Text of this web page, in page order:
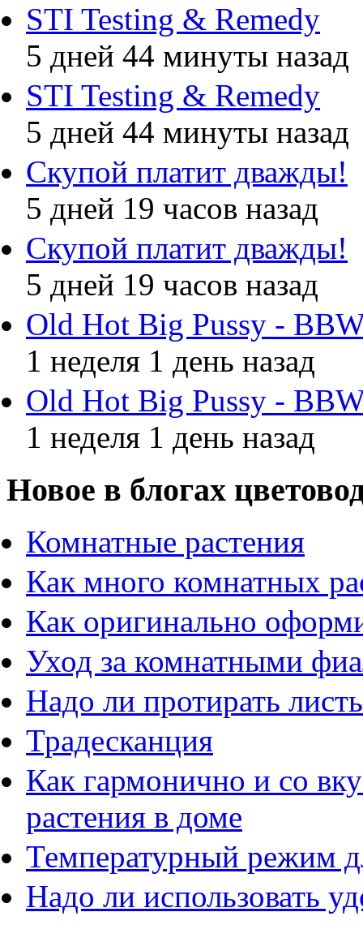
STI Testing & Remedy
5 дней 44 минуты назад
STI Testing & Remedy
5 дней 44 минуты назад
Скупой платит дважды!
5 дней 19 часов назад
Скупой платит дважды!
5 дней 19 часов назад
Old Hot Big Pussy -
1 неделя 1 день назад
Old Hot Big Pussy -
1 неделя 1 день назад
Новое в блогах
Комнатные растения
Как много комнатных
Как оригинально
Уход за комнатными
Надо ли протирать
Традесканция
Как гармонично и со
растения в доме
Температурный режим
Надо ли использовать